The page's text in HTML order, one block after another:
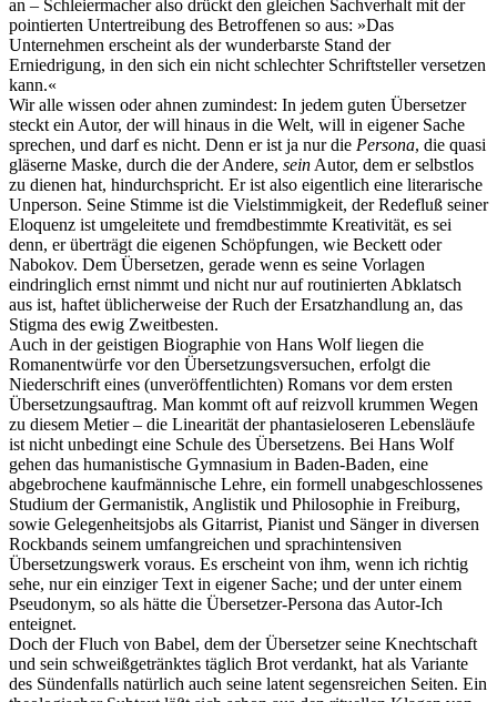
an – Schleiermacher also drückt den gleichen Sachverhalt mit der
pointierten Untertreibung des Betroffenen so aus: »Das
Unternehmen erscheint als der wunderbarste Stand der
Erniedrigung, in den sich ein nicht schlechter Schriftsteller versetzen
kann.«
Wir alle wissen oder ahnen zumindest: In jedem guten Übersetzer
steckt ein Autor, der will hinaus in die Welt, will in eigener Sache
sprechen, und darf es nicht. Denn er ist ja nur die Persona, die quasi
gläserne Maske, durch die der Andere, seinAutor, dem er selbstlos
zu dienen hat, hindurchspricht. Er ist also eigentlich eine literarische
Unperson. Seine Stimme ist die Vielstimmigkeit, der Redefluß seiner
Eloquenz ist umgeleitete und fremdbestimmte Kreativität, es sei
denn, er überträgt die eigenen Schöpfungen, wie Beckett oder
Nabokov. Dem Übersetzen, gerade wenn es seine Vorlagen
eindringlich ernst nimmt und nicht nur auf routinierten Abklatsch
aus ist, haftet üblicherweise der Ruch der Ersatzhandlung an, das
Stigma des ewig Zweitbesten.
Auch in der geistigen Biographie von Hans Wolf liegen die
Romanentwürfe vor den Übersetzungsversuchen, erfolgt die
Niederschrift eines (unveröffentlichten) Romans vor dem ersten
Übersetzungsauftrag. Man kommt oft auf reizvoll krummen Wegen
zu diesem Metier – die Linearität der phantasieloseren Lebensläufe
ist nicht unbedingt eine Schule des Übersetzens. Bei Hans Wolf
gehen das humanistische Gymnasium in Baden-Baden, eine
abgebrochene kaufmännische Lehre, ein formell unabgeschlossenes
Studium der Germanistik, Anglistik und Philosophie in Freiburg,
sowie Gelegenheitsjobs als Gitarrist, Pianist und Sänger in diversen
Rockbands seinem umfangreichen und sprachintensiven
Übersetzungswerk voraus. Es erscheint von ihm, wenn ich richtig
sehe, nur ein einziger Text in eigener Sache; und der unter einem
Pseudonym, so als hätte die Übersetzer-Persona das Autor-Ich
enteignet.
Doch der Fluch von Babel, dem der Übersetzer seine Knechtschaft
und sein schweißgetränktes täglich Brot verdankt, hat als Variante
des Sündenfalls natürlich auch seine latent segensreichen Seiten. Ein